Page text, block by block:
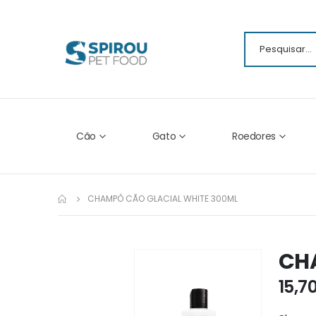
Cão Gato Roedores
CHAMPÔ CÃO GLACIAL WHITE 300ML